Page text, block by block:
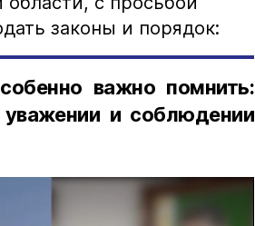
законы и порядок:
важно помнить:
и соблюдении